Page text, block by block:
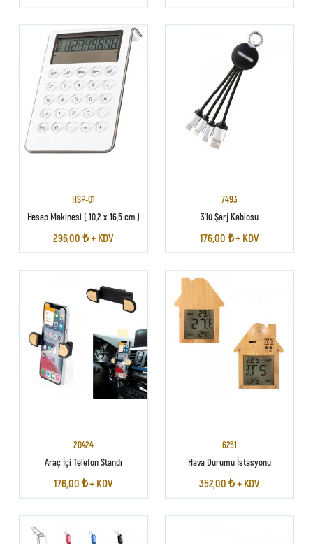
HSP-01
Hesap Makinesi ( 10,2 x 16,5 cm )
296,00 ₺ + KDV
7493
3'lü Şarj Kablosu
176,00 ₺ + KDV
20424
Araç İçi Telefon Standı
176,00 ₺ + KDV
6251
Hava Durumu İstasyonu
352,00 ₺ + KDV